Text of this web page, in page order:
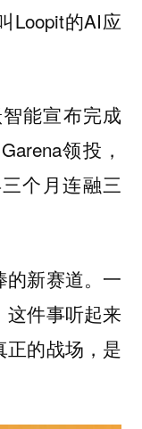
Loopit的AI应
能宣布完成
领投，
个月连融三
的新赛道。一
这件事听起来
正的战场，是